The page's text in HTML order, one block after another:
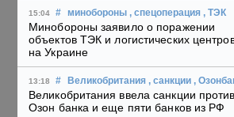
15:04 # минобороны , спецоперация , ТЭК
Минобороны заявило о поражении
объектов ТЭК и логистических
на Украине
13:18 # Великобритания , санкции ,
Великобритания ввела санкции против
Озон банка и еще пяти банков из РФ